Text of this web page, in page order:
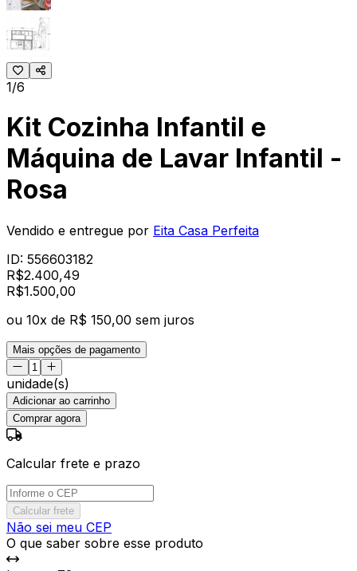
1/6
Kit Cozinha Infantil e
Máquina de Lavar Infantil -
Rosa
Vendido e entregue por Eita Casa Perfeita
ID: 556603182
R$2.400,49
R$1.500,00
ou 10x de R$ 150,00 sem juros
Mais opções de pagamento
unidade(s)
Adicionar ao carrinho
Comprar agora
Calcular frete e prazo
Calcular frete
Não sei meu CEP
O que saber sobre esse produto